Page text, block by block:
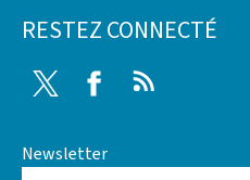
RESTEZ CONNECTÉ
Twitter Facebook
Newsletter